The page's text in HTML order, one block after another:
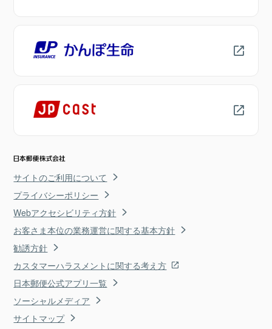
サイトのご利用について
プライバシーポリシー
Webアクセシビリティ方針
お客さま本位の業務運営に関する基本方針
勧誘方針
カスタマーハラスメントに関する考え方
日本郵便公式アプリ一覧
ソーシャルメディア
サイトマップ